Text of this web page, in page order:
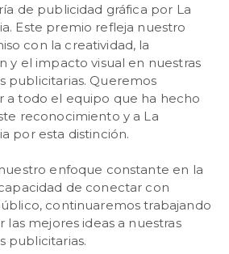
de publicidad gráfica por La
Este premio refleja nuestro
con la creatividad, la
y el impacto visual en nuestras
publicitarias. Queremos
a todo el equipo que ha hecho
reconocimiento y a La
por esta distinción.
nuestro enfoque constante en la
de conectar con
continuaremos trabajando
las mejores ideas a nuestras
publicitarias.